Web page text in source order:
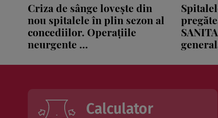
Criza de sânge lovește din
nou spitalele în plin sezon al
concediilor. Operațiile
neurgente ...
Calculator